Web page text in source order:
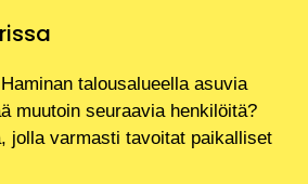
talousalueella asuvia
muutoin seuraavia henkilöitä?
jolla varmasti tavoitat paikalliset